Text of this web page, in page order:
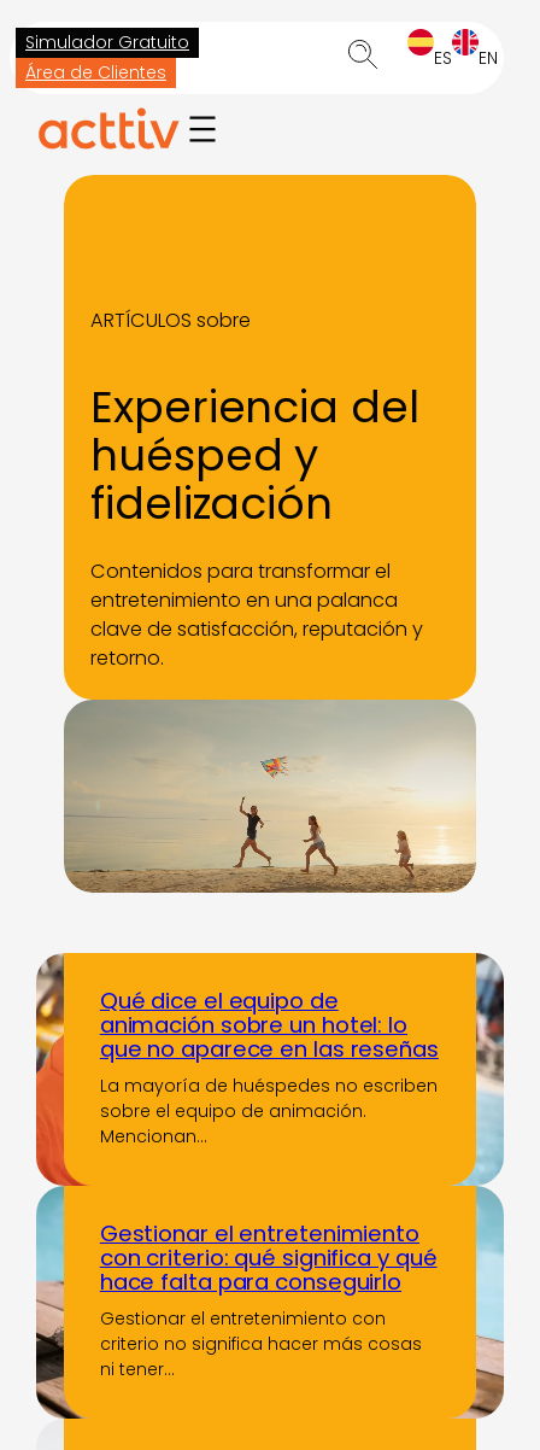
Saltar
al
contenido
Simulador Gratuito
Área de Clientes
ES EN
ARTÍCULOS sobre
Experiencia del
huésped y
fidelización
Contenidos para transformar el
entretenimiento en una palanca
clave de satisfacción, reputación y
retorno.
Qué dice el equipo de
animación sobre un hotel: lo
que no aparece en las reseñas
La mayoría de huéspedes no escriben
sobre el equipo de animación.
Mencionan…
Gestionar el entretenimiento
con criterio: qué significa y qué
hace falta para conseguirlo
Gestionar el entretenimiento con
criterio no significa hacer más cosas
ni tener…